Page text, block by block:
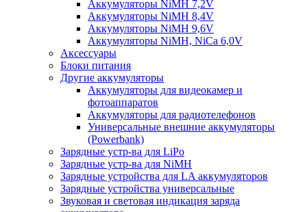
Аккумуляторы NiMH 7,2V
Аккумуляторы NiMH 8,4V
Аккумуляторы NiMH 9,6V
Аккумуляторы NiMH, NiCa 6,0V
Аксессуары
Блоки питания
Другие аккумуляторы
Аккумуляторы для видеокамер и
фотоаппаратов
Аккумуляторы для радиотелефонов
Универсальные внешние аккумуляторы
(Powerbank)
Зарядные устр-ва для LiPo
Зарядные устр-ва для NiMH
Зарядные устройства для LA аккумуляторов
Зарядные устройства универсальные
Звуковая и световая индикация заряда